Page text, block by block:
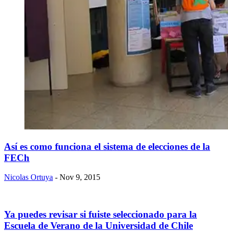
​Así es como funciona el sistema de elecciones de la
FECh
Nicolas Ortuya - Nov 9, 2015
Ya puedes revisar si fuiste seleccionado para la
Escuela de Verano de la Universidad de Chile